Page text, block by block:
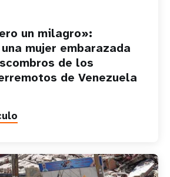
un milagro»:
mujer embarazada
de los
de Venezuela